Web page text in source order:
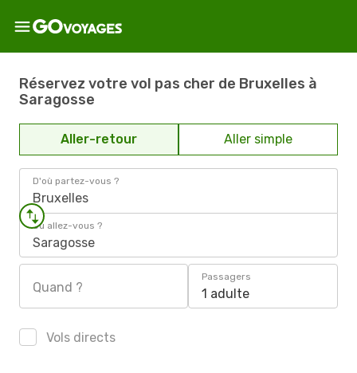
Réservez votre vol pas cher de Bruxelles à
Saragosse
Aller-retour Aller simple
D'où partez-vous ?
Bruxelles
Où allez-vous ?
Saragosse
Quand ?
Passagers
1 adulte
Vols directs